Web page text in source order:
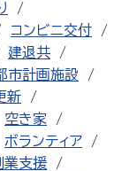
コンビニ交付
建退共
市計画施設
新
空き家
ボランティア
業支援